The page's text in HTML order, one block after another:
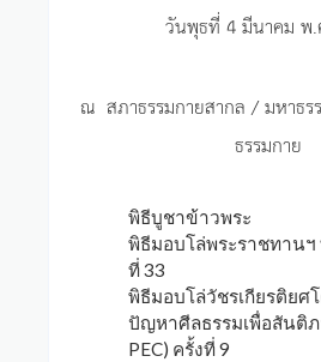
วันพุธที่ 4 มีนาคม พ.
ณ สภาธรรมกายสากล / มหาธร
ธรรมกาย
พิธีบูชาข้าวพระ
พิธีมอบโล่พระราชทานฯ
ที่ 33
พิธีมอบโล่วัชรเกียรติยศ
ปัญหาศีลธรรมเพื่อสันติ
PEC) ครั้งที่ 9